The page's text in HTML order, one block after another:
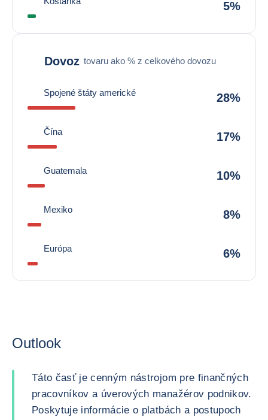
5%
Dovoz tovaru ako % z celkového dovozu
Spojené štáty americké 28%
Čína 17%
Guatemala 10%
Mexiko 8%
Európa 6%
Outlook
Táto časť je cenným nástrojom pre finančných
pracovníkov a úverových manažérov podnikov.
Poskytuje informácie o platbách a postupoch